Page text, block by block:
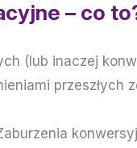
– co
(lub inaczej